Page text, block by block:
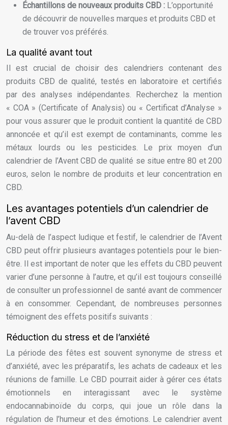
Échantillons de nouveaux produits CBD : L’opportunité
de découvrir de nouvelles marques et produits CBD et
de trouver vos préférés.
La qualité avant tout
Il est crucial de choisir des calendriers contenant des
produits CBD de qualité, testés en laboratoire et certifiés
par des analyses indépendantes. Recherchez la mention
« COA » (Certificate of Analysis) ou « Certificat d’Analyse »
pour vous assurer que le produit contient la quantité de CBD
annoncée et qu’il est exempt de contaminants, comme les
métaux lourds ou les pesticides. Le prix moyen d’un
calendrier de l’Avent CBD de qualité se situe entre 80 et 200
euros, selon le nombre de produits et leur concentration en
CBD.
Les avantages potentiels d’un calendrier de
l’avent CBD
Au-delà de l’aspect ludique et festif, le calendrier de l’Avent
CBD peut offrir plusieurs avantages potentiels pour le bien-
être. Il est important de noter que les effets du CBD peuvent
varier d’une personne à l’autre, et qu’il est toujours conseillé
de consulter un professionnel de santé avant de commencer
à en consommer. Cependant, de nombreuses personnes
témoignent des effets positifs suivants :
Réduction du stress et de l’anxiété
La période des fêtes est souvent synonyme de stress et
d’anxiété, avec les préparatifs, les achats de cadeaux et les
réunions de famille. Le CBD pourrait aider à gérer ces états
émotionnels en interagissant avec le système
endocannabinoïde du corps, qui joue un rôle dans la
régulation de l’humeur et des émotions. Le calendrier avent